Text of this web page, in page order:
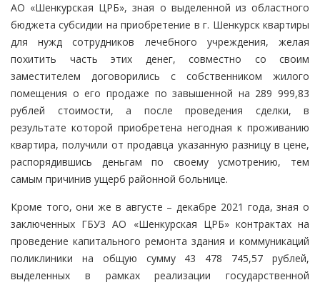
АО «Шенкурская ЦРБ», зная о выделенной из областного
бюджета субсидии на приобретение в г. Шенкурск квартиры
для нужд сотрудников лечебного учреждения, желая
похитить часть этих денег, совместно со своим
заместителем договорились с собственником жилого
помещения о его продаже по завышенной на 289 999,83
рублей стоимости, а после проведения сделки, в
результате которой приобретена негодная к проживанию
квартира, получили от продавца указанную разницу в цене,
распорядившись деньгам по своему усмотрению, тем
самым причинив ущерб районной больнице.
Кроме того, они же в августе – декабре 2021 года, зная о
заключенных ГБУЗ АО «Шенкурская ЦРБ» контрактах на
проведение капитального ремонта здания и коммуникаций
поликлиники на общую сумму 43 478 745,57 рублей,
выделенных в рамках реализации государственной